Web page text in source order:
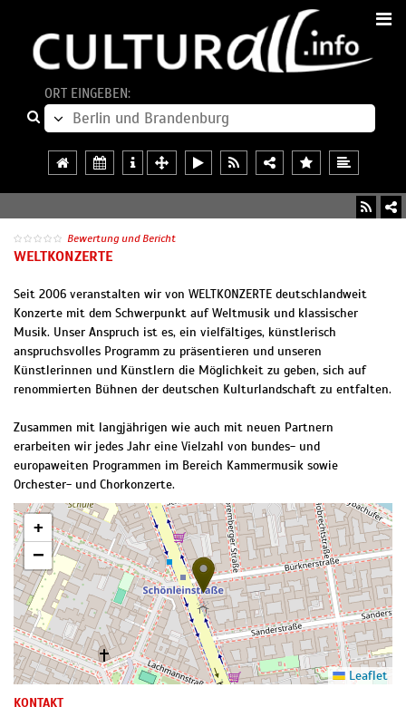
ORT EINGEBEN:
Bewertung und Bericht
WELTKONZERTE
Seit 2006 veranstalten wir von WELTKONZERTE deutschlandweit
Konzerte mit dem Schwerpunkt auf Weltmusik und klassischer
Musik. Unser Anspruch ist es, ein vielfältiges, künstlerisch
anspruchsvolles Programm zu präsentieren und unseren
Künstlerinnen und Künstlern die Möglichkeit zu geben, sich auf
renommierten Bühnen der deutschen Kulturlandschaft zu entfalten.
Zusammen mit langjährigen wie auch mit neuen Partnern
erarbeiten wir jedes Jahr eine Vielzahl von bundes- und
europaweiten Programmen im Bereich Kammermusik sowie
Orchester- und Chorkonzerte.
+
−
Leaflet
KONTAKT